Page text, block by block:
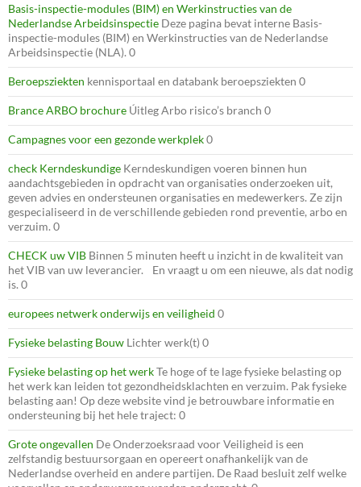
Basis-inspectie-modules (BIM) en Werkinstructies van de
Nederlandse Arbeidsinspectie Deze pagina bevat interne Basis-
inspectie-modules (BIM) en Werkinstructies van de Nederlandse
Arbeidsinspectie (NLA). 0
Beroepsziekten kennisportaal en databank beroepsziekten 0
Brance ARBO brochure Úitleg Arbo risico’s branch 0
Campagnes voor een gezonde werkplek0
check Kerndeskundige Kerndeskundigen voeren binnen hun
aandachtsgebieden in opdracht van organisaties onderzoeken uit,
geven advies en ondersteunen organisaties en medewerkers. Ze zijn
gespecialiseerd in de verschillende gebieden rond preventie, arbo en
verzuim. 0
CHECK uw VIB Binnen 5 minuten heeft u inzicht in de kwaliteit van
het VIB van uw leverancier. En vraagt u om een nieuwe, als dat nodig
is. 0
europees netwerk onderwijs en veiligheid 0
Fysieke belasting Bouw Lichter werk(t) 0
Fysieke belasting op het werkTe hoge of te lage fysieke belasting op
het werk kan leiden tot gezondheidsklachten en verzuim. Pak fysieke
belasting aan! Op deze website vind je betrouwbare informatie en
ondersteuning bij het hele traject: 0
Grote ongevallen De Onderzoeksraad voor Veiligheid is een
zelfstandig bestuursorgaan en opereert onafhankelijk van de
Nederlandse overheid en andere partijen. De Raad besluit zelf welke